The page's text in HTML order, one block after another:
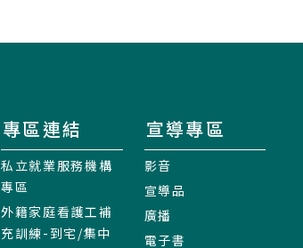
專區連結
私立就業服務機構
專區
外籍家庭看護工補
充訓練-到宅/集中
宣導專區
影音
宣導品
廣播
電子書